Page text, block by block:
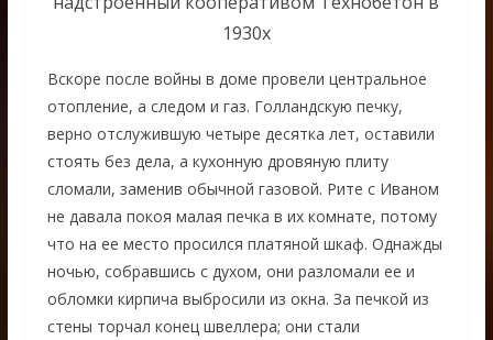
1930х
Вскоре после войны в доме провели центральное
отопление, а следом и газ. Голландскую печку,
верно отслужившую четыре десятка лет, оставили
стоять без дела, а кухонную дровяную плиту
сломали, заменив обычной газовой. Рите с Иваном
не давала покоя малая печка в их комнате, потому
что на ее место просился платяной шкаф. Однажды
ночью, собравшись с духом, они разломали ее и
обломки кирпича выбросили из окна. За печкой из
стены торчал конец швеллера; они стали